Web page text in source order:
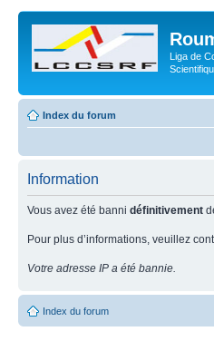
Liga de
Index du forum
Information
Vous avez été banni définitivement
Pour plus d’informations, veuillez
Votre adresse IP a été bannie.
Index du forum